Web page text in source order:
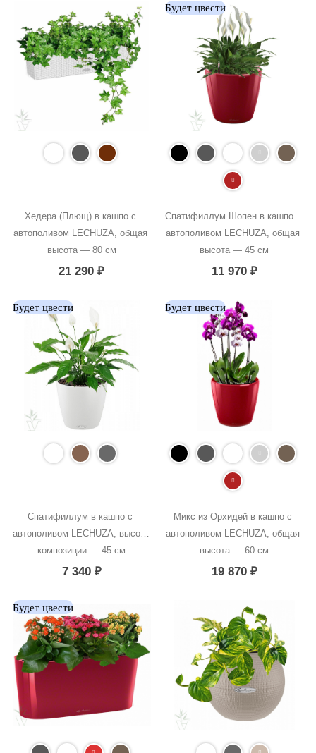
Хедера (Плющ) в кашпо с
автополивом LECHUZA, общая
высота — 80 см
21 290₽
Будет цвести
Спатифиллум Шопен в кашпо с
автополивом LECHUZA, общая
высота — 45 см
11 970 ₽
Будет цвести
Спатифиллум в кашпо с
автополивом LECHUZA, высота
композиции — 45 см
7 340 ₽
Будет цвести
Микс из Орхидей в кашпо с
автополивом LECHUZA, общая
высота — 60 см
19 870 ₽
Будет цвести